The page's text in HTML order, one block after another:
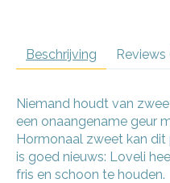
Beschrijving Reviews
Niemand houdt van
een onaangename geur
Hormonaal zweet kan dit
is goed nieuws: Loveli
fris en schoon te houden.